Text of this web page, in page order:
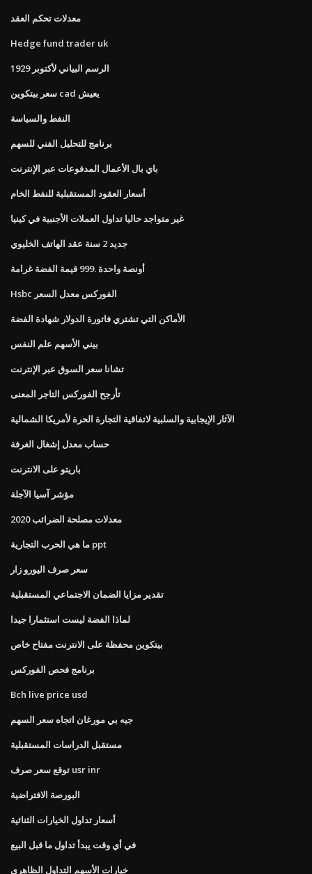
معدلات تحكم العقد
Hedge fund trader uk
الرسم البياني لأكتوبر 1929
سعر بيتكوين cad يعيش
النفط والسياسة
برنامج للتحليل الفني للسهم
باي بال الأعمال المدفوعات عبر الإنترنت
أسعار العقود المستقبلية للنفط الخام
غير متواجد حاليا تداول العملات الأجنبية في كينيا
جديد 2 سنة عقد الهاتف الخليوي
أونصة واحدة .999 قيمة الفضة غرامة
Hsbc الفوركس معدل السعر
الأماكن التي تشتري فاتورة الدولار شهادة الفضة
بيني الأسهم علم النفس
تشانا سعر السوق عبر الإنترنت
تأرجح الفوركس التاجر المعنى
الآثار الإيجابية والسلبية لاتفاقية التجارة الحرة لأمريكا الشمالية
حساب معدل إشغال الغرفة
باريتو على الانترنت
مؤشر آسيا الآجلة
معدلات مصلحة الضرائب 2020
ما هي الحرب التجارية ppt
سعر صرف اليورو زار
تقدير مزايا الضمان الاجتماعي المستقبلية
لماذا الفضة ليست استثمارا جيدا
بيتكوين محفظة على الانترنت مفتاح خاص
برنامج فحص الفوركس
Bch live price usd
جيه بي مورغان اتجاه سعر السهم
مستقبل الدراسات المستقبلية
توقع سعر صرف usr inr
البورصة الافتراضية
أسعار تداول الخيارات الثنائية
في أي وقت يبدأ تداول ما قبل البيع
خيارات الأسهم التداول الظاهري